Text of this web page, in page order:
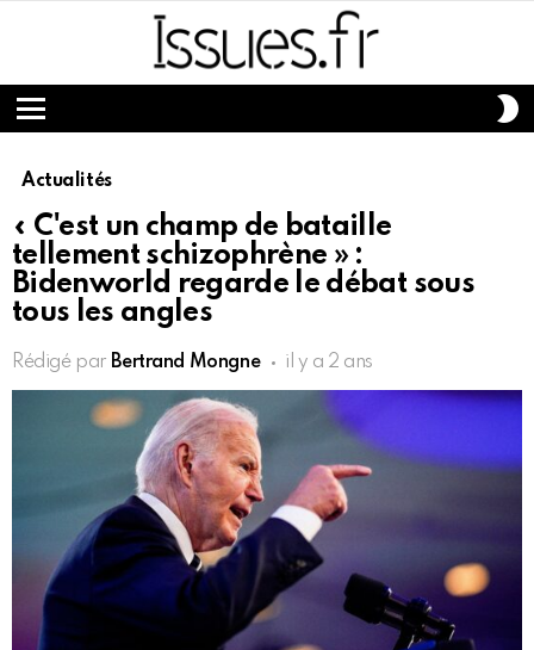
Menu
Actualités
« C'est un champ de bataille
tellement schizophrène » :
Bidenworld regarde le débat sous
tous les angles
Rédigé par Bertrand Mongne il y a 2 ans